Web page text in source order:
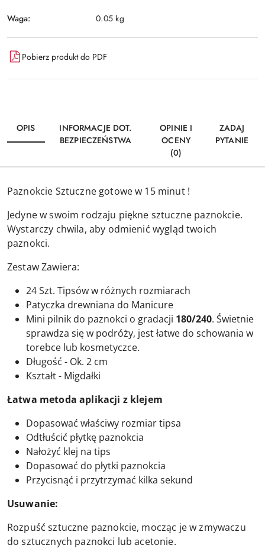
Waga: 0.05 kg
Pobierz produkt do PDF
OPIS
INFORMACJE DOT.
BEZPIECZEŃSTWA
OPINIE I
OCENY
(0)
ZADAJ
PYTANIE
Paznokcie Sztuczne gotowe w 15 minut !
Jedyne w swoim rodzaju piękne sztuczne paznokcie.
Wystarczy chwila, aby odmienić wygląd twoich
paznokci.
Zestaw Zawiera:
24 Szt. Tipsów w różnych rozmiarach
Patyczka drewniana do Manicure
Mini pilnik do paznokci o gradacji 180/240. Świetnie
sprawdza się w podróży, jest łatwe do schowania w
torebce lub kosmetyczce.
Długość - Ok. 2 cm
Kształt - Migdałki
Łatwa metoda aplikacji z klejem
Dopasować właściwy rozmiar tipsa
Odtłuścić płytkę paznokcia
Nałożyć klej na tips
Dopasować do płytki paznokcia
Przycisnąć i przytrzymać kilka sekund
Usuwanie:
Rozpuść sztuczne paznokcie, mocząc je w zmywaczu
do sztucznych paznokci lub acetonie.